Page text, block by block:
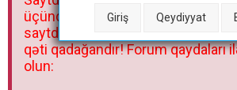
Giriş Qeydiyyat
üçündür. Materialları istisnasız
saytda və sosial şəbəkədə
qəti qadağandır! Forum qaydaları
olun: